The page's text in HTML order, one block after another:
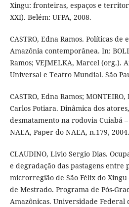
Xingu: fronteiras, espaços e
XXI). Belém: UFPA, 2008.
CASTRO, Edna Ramos. Políticas de
Amazônia contemporânea. In:
Ramos; VEJMELKA, Marcel (org.).
Universal e Teatro Mundial. São
CASTRO, Edna Ramos;
Carlos Potiara. Dinâmica dos
desmatamento na rodovia Cuiabá
NAEA, Paper do NAEA, n.179, 2004.
CLAUDINO, Livio Sergio Dias.
e degradação das pastagens entre
microrregião de São Félix do Xingu
de Mestrado. Programa de Pós-
Amazônicas. Universidade Federal